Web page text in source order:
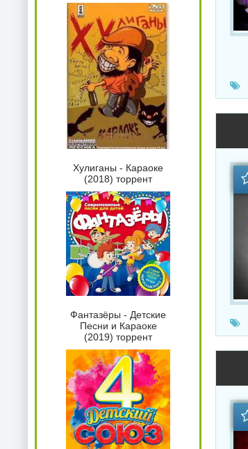
Хулиганы - Караоке
(2018) торрент
Фантазёры - Детские
Песни и Караоке
(2019) торрент